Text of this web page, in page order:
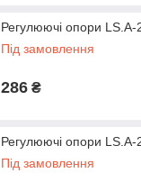
Регулюючі опори
Під замовлення
286 ₴
Регулюючі опори
Під замовлення